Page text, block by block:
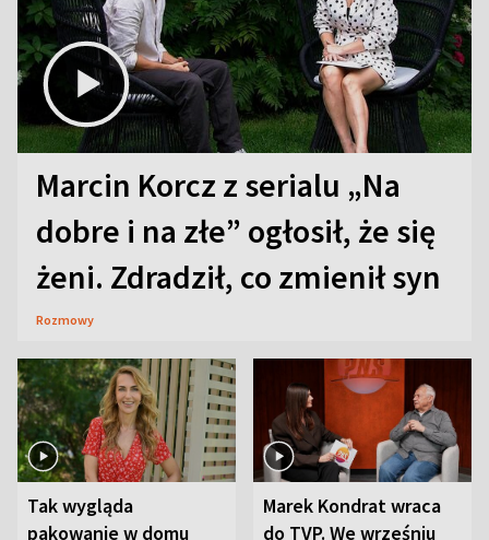
Marcin Korcz z serialu „Na
dobre i na złe” ogłosił, że się
żeni. Zdradził, co zmienił syn
Rozmowy
Tak wygląda
pakowanie w domu
Marek Kondrat wraca
do TVP. We wrześniu